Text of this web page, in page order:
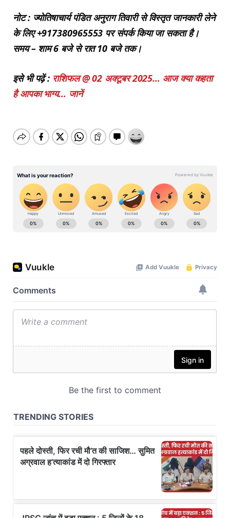
नोट : ज्योतिषाचार्य पंडित अनुराग तिवारी से विस्तृत जानकारी लेने
के लिए +917380965553 पर संपर्क किया जा सकता है।
समय – शाम 6 बजे से रात 10 बजे तक।
इसे भी पढ़ें : राशिफल @ 02 अक्टूबर 2025… आज क्या कहता
है आपका भाग्य… जानें